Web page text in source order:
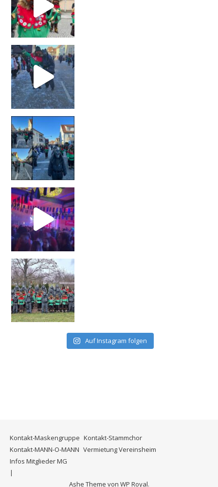
#maskengruppecäcilia #wolf #
Auf Instagram folgen
Kontakt-Maskengruppe Kontakt-Stammchor
Kontakt-MANN-O-MANN Vermietung Vereinsheim
Infos Mitglieder MG
Ashe Theme von WP Royal.